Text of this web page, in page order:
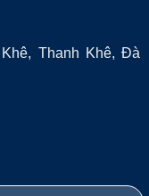
Thanh Khê, Đà